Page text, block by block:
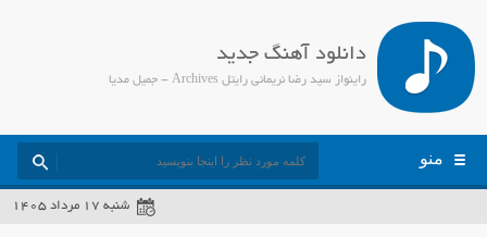
دانلود آهنگ جدید
راینواز سید رضا نریمانی رایتل Archives - جمیل مدیا
منو
شنبه ۱۷ مرداد ۱۴۰۵